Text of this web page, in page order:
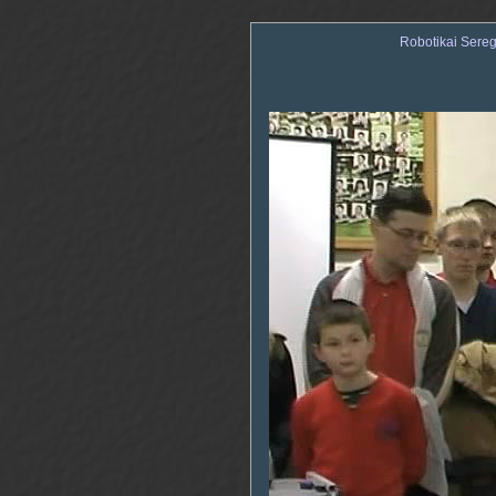
Robotikai